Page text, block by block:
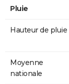
Pluie
Hauteur de pluie
Moyenne
nationale